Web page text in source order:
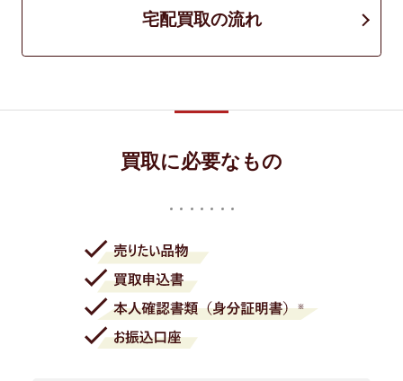
宅配買取の流れ
買取に必要なもの